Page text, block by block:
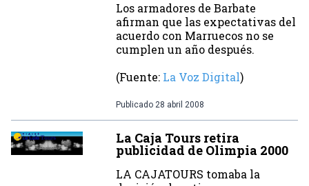
Los armadores de Barbate
afirman que las expectativas del
acuerdo con Marruecos no se
cumplen un año después.
(Fuente: La Voz Digital)
Publicado 28 abril 2008
La Caja Tours retira
publicidad de Olimpia 2000
LA CAJATOURS tomaba la